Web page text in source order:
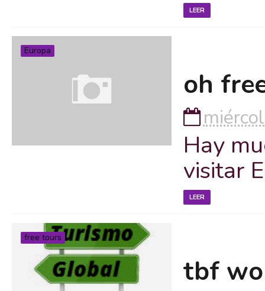
LEER
Europa
oh
Hay
visitar
LEER
free tours
tbf